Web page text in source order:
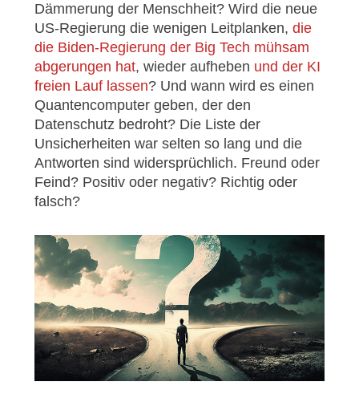
Dämmerung der Menschheit? Wird die neue
US-Regierung die wenigen Leitplanken, die
die Biden-Regierung der Big Tech mühsam
abgerungen hat, wieder aufheben und der KI
freien Lauf lassen? Und wann wird es einen
Quantencomputer geben, der den
Datenschutz bedroht? Die Liste der
Unsicherheiten war selten so lang und die
Antworten sind widersprüchlich. Freund oder
Feind? Positiv oder negativ? Richtig oder
falsch?